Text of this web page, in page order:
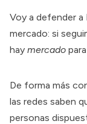
Voy a defender a
mercado: si
hay mercado
De forma más
las redes saben
personas